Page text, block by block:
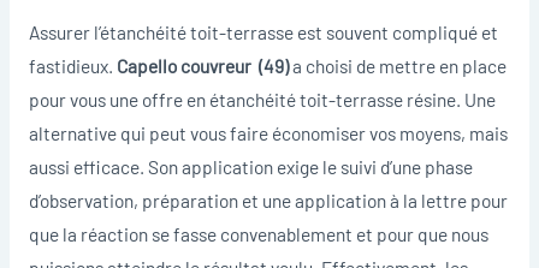
Assurer l’étanchéité toit-terrasse est souvent compliqué et
fastidieux. Capello couvreur (49)a choisi de mettre en place
pour vous une offre en étanchéité toit-terrasse résine. Une
alternative qui peut vous faire économiser vos moyens, mais
aussi efficace. Son application exige le suivi d’une phase
d’observation, préparation et une application à la lettre pour
que la réaction se fasse convenablement et pour que nous